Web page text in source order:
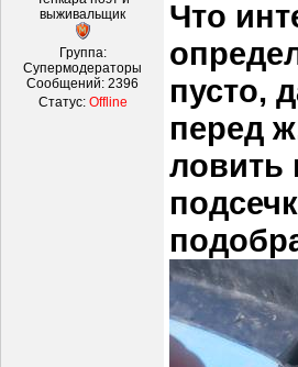
выживальщик
Группа:
Супермодераторы
Сообщений: 2396
Статус: Offline
Что
пусто,
перед
ловить